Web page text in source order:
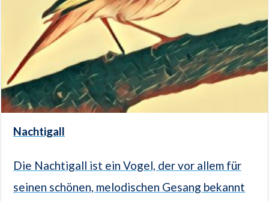
Nachtigall
Die Nachtigall ist ein Vogel, der vor allem für
seinen schönen, melodischen Gesang bekannt